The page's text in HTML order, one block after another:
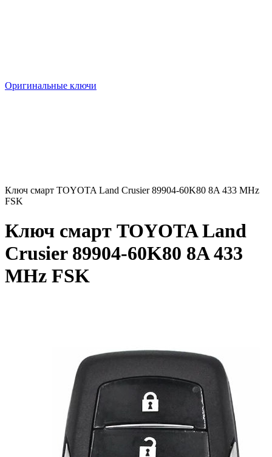
Оригинальные ключи
Ключ смарт TOYOTA Land Crusier 89904-60K80 8A 433 MHz
FSK
Ключ смарт TOYOTA Land
Crusier 89904-60K80 8A 433
MHz FSK